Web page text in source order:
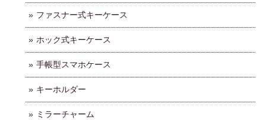
ファスナー式キーケース
ホック式キーケース
手帳型スマホケース
キーホルダー
ミラーチャーム